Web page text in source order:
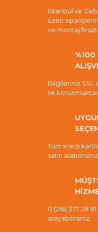
İstanbul ve
üzeri
ve montaj
%100
Bilgileriniz SSL
ile
Tüm kredi
satın alabilirsiniz.
0 (216) 377 28
arayabilirsiniz.